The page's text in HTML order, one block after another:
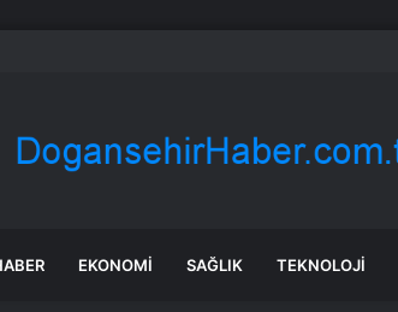
uyarısı! Bulanık ve kötü kokulu suda yüzmeyin
EKONOMI SAĞLIK TEKNOLOJI